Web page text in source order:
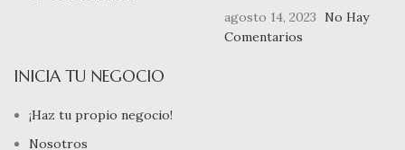
agosto 14, 2023
No Hay
Comentarios
INICIA TU NEGOCIO
¡Haz tu propio negocio!
Nosotros